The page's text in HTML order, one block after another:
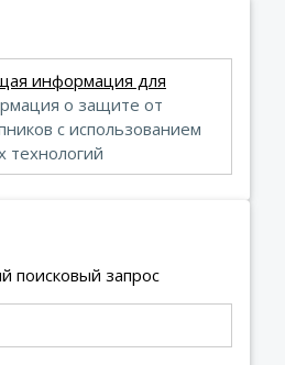
информация для
о защите от
с использованием
поисковый запрос